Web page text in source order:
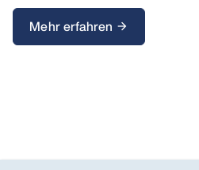
Mehr erfahren arrow_forward